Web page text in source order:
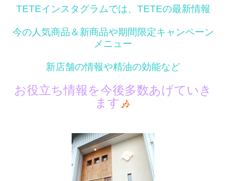
TETEインスタグラムでは、TETEの最新情報
今の人気商品＆新商品や期間限定キャンペーン
メニュー
新店舗の情報や精油の効能など
お役立ち情報を今後多数あげていき
ます